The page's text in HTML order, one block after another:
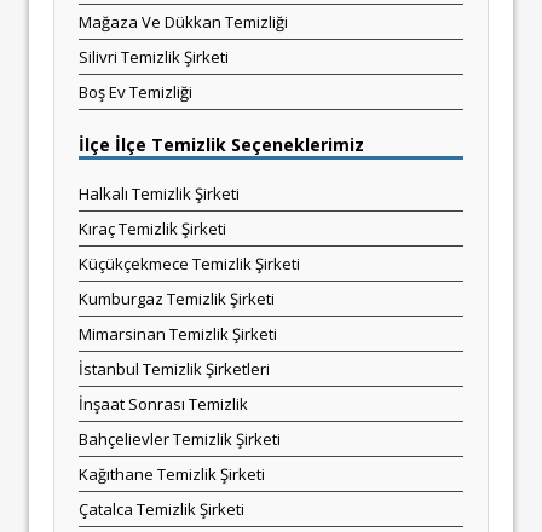
Mağaza Ve Dükkan Temizliği
Silivri Temizlik Şirketi
Boş Ev Temizliği
İlçe İlçe Temizlik Seçeneklerimiz
Halkalı Temizlik Şirketi
Kıraç Temizlik Şirketi
Küçükçekmece Temizlik Şirketi
Kumburgaz Temizlik Şirketi
Mimarsinan Temizlik Şirketi
İstanbul Temizlik Şirketleri
İnşaat Sonrası Temizlik
Bahçelievler Temizlik Şirketi
Kağıthane Temizlik Şirketi
Çatalca Temizlik Şirketi